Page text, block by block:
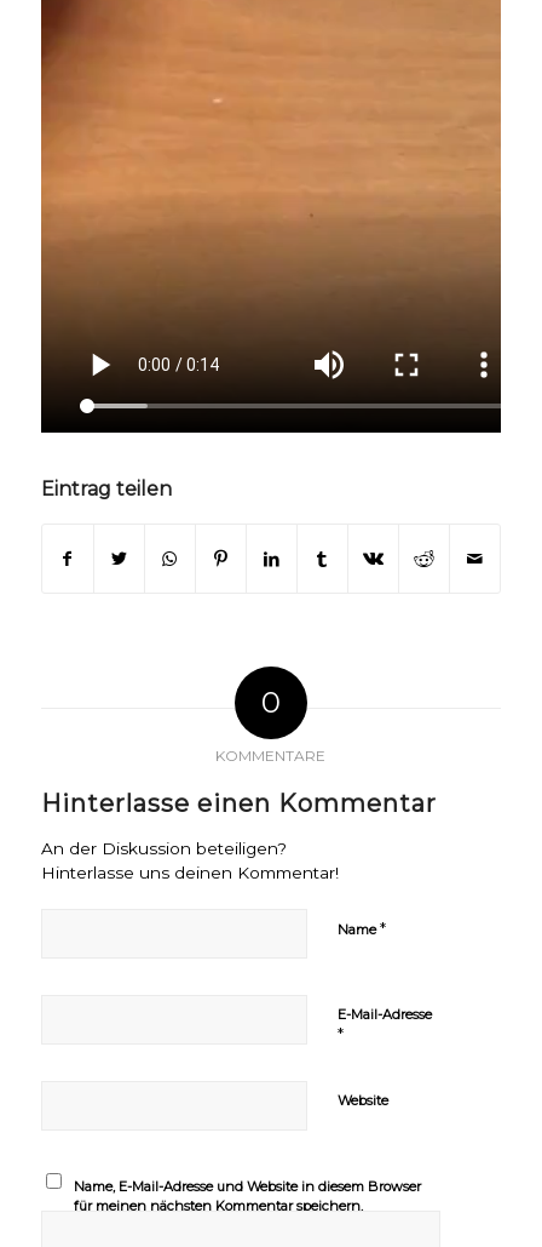
Eintrag teilen
0
KOMMENTARE
Hinterlasse einen Kommentar
An der Diskussion beteiligen?
Hinterlasse uns deinen Kommentar!
Name*
E-Mail-Adresse
*
Website
Name, E-Mail-Adresse und Website in diesem Browser
für meinen nächsten Kommentar speichern.